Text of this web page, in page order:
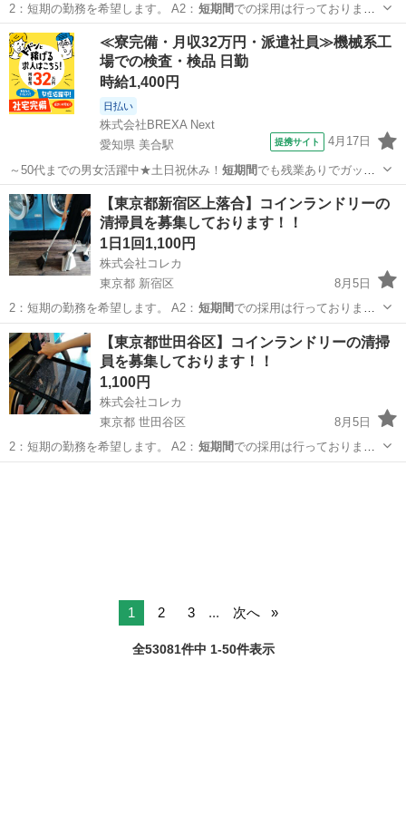
2：短期の勤務を希望します。 A2： 短期間 での採用は行っておりませ
ん。 Q…
大阪 池田市 清掃 コインランドリー
≪寮完備・月収32万円・派遣社員≫機械系工
場での検査・検品 日勤
時給1,400円
日払い
株式会社BREXA Next
愛知県 美合駅
提携サイト 4月17日
～50代までの男女活躍中★土日祝休み！ 短期間でも残業ありでガッツ
リ稼げます！日払い…
愛知 岡崎市 美合駅 その他
【東京都新宿区上落合】コインランドリーの
清掃員を募集しております！！
1日1回1,100円
株式会社コレカ
東京都 新宿区
8月5日
2：短期の勤務を希望します。 A2： 短期間 での採用は行っておりませ
ん。 Q…
東京 新宿区 清掃 コインランドリー
【東京都世田谷区】コインランドリーの清掃
員を募集しております！！
1,100円
株式会社コレカ
東京都 世田谷区
8月5日
2：短期の勤務を希望します。 A2： 短期間 での採用は行っておりませ
ん。 Q…
1 2 3 ... 次へ
全53081件中 1-50件表示